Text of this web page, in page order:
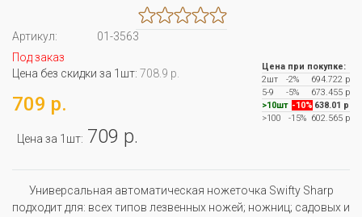
Артикул:
01-3563
Под заказ
Цена без скидки за 1шт: 708.9 р.
709 р.
Цена за 1шт: 709 р.
Цена при покупке:
2шт
-2%
694.722 р
5-9
-5%
673.455 р
>10шт -10% 638.01 р
>100
-15% 602.565 р
Универсальная автоматическая ножеточка Swifty Sharp
подходит для: всех типов лезвенных ножей; ножниц; садовых и